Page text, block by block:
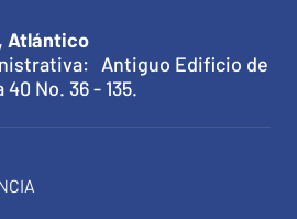
Atlántico
Antiguo Edificio de
40 No. 36 - 135.